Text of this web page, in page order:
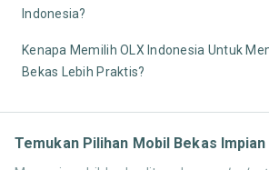
Indonesia?
Kenapa Memilih OLX Indonesia Untuk
Bekas Lebih Praktis?
Temukan Pilihan Mobil Bekas Impian